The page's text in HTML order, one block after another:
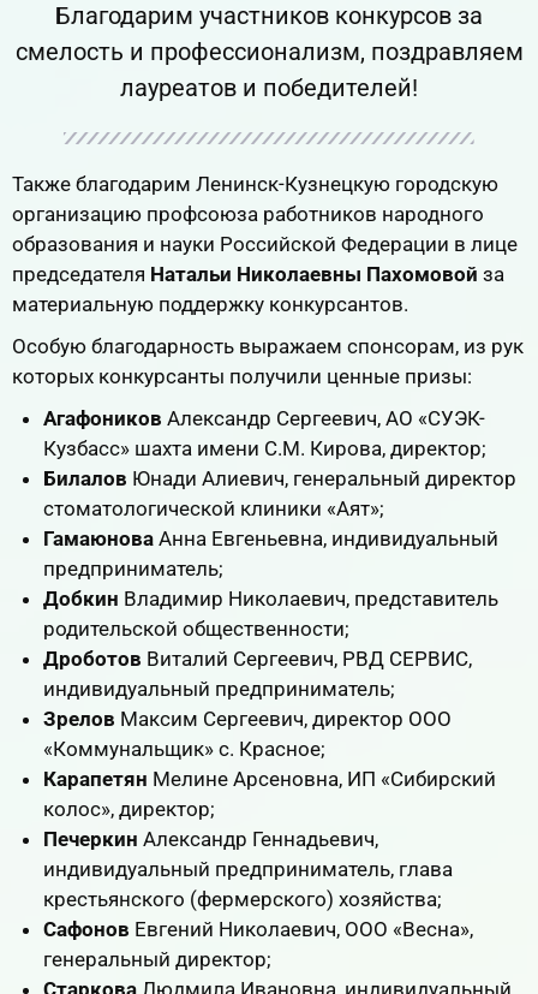
Благодарим участников конкурсов за
смелость и профессионализм, поздравляем
лауреатов и победителей!
Также благодарим Ленинск-Кузнецкую городскую
организацию профсоюза работников народного
образования и науки Российской Федерации в лице
председателя Натальи Николаевны Пахомовой за
материальную поддержку конкурсантов.
Особую благодарность выражаем спонсорам, из рук
которых конкурсанты получили ценные призы:
Агафоников Александр Сергеевич, АО «СУЭК-
Кузбасс» шахта имени С.М. Кирова, директор;
Билалов Юнади Алиевич, генеральный директор
стоматологической клиники «Аят»;
ГамаюноваАнна Евгеньевна, индивидуальный
предприниматель;
Добкин Владимир Николаевич, представитель
родительской общественности;
Дроботов Виталий Сергеевич, РВД СЕРВИС,
индивидуальный предприниматель;
Зрелов Максим Сергеевич, директор ООО
«Коммунальщик» с. Красное;
Карапетян Мелине Арсеновна, ИП «Сибирский
колос», директор;
Печеркин Александр Геннадьевич,
индивидуальный предприниматель, глава
крестьянского (фермерского) хозяйства;
Сафонов Евгений Николаевич, ООО «Весна»,
генеральный директор;
СтарковаЛюдмила Ивановна, индивидуальный